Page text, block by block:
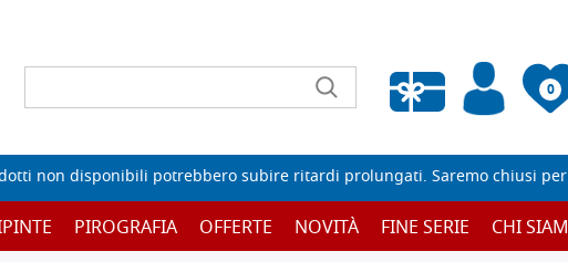
0
Wishlist vuota
non disponibili potrebbero subire ritardi prolungati. Saremo chiusi
PIROGRAFIA OFFERTE NOVITÀ FINE SERIE CHI